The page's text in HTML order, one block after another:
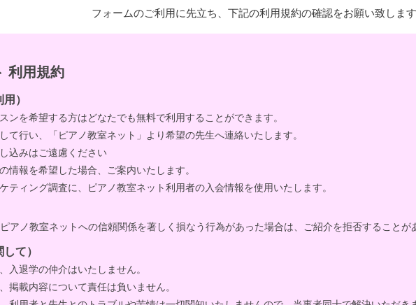
フォームのご利用に先立ち、下記の利用規約の確認をお願い致しま
利用規約
）
ンを希望する方はどなたでも無料で利用することができます。
て行い、「ピアノ教室ネット」より希望の先生へ連絡いたします。
込みはご遠慮ください
情報を希望した場合、ご案内いたします。
ティング調査に、ピアノ教室ネット利用者の入会情報を使用いたします。
アノ教室ネットへの信頼関係を著しく損なう行為があった場合は、ご紹介を拒否することが
て）
入退学の仲介はいたしません。
掲載内容について責任は負いません。